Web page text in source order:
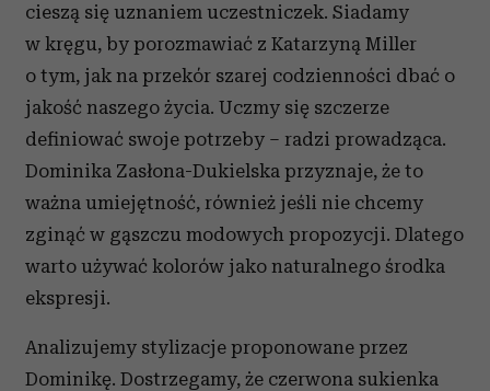
cieszą się uznaniem uczestniczek. Siadamy
w kręgu, by porozmawiać z Katarzyną Miller
o tym, jak na przekór szarej codzienności dbać o
jakość naszego życia. Uczmy się szczerze
definiować swoje potrzeby – radzi prowadząca.
Dominika Zasłona-Dukielska przyznaje, że to
ważna umiejętność, również jeśli nie chcemy
zginąć w gąszczu modowych propozycji. Dlatego
warto używać kolorów jako naturalnego środka
ekspresji.
Analizujemy stylizacje proponowane przez
Dominikę. Dostrzegamy, że czerwona sukienka